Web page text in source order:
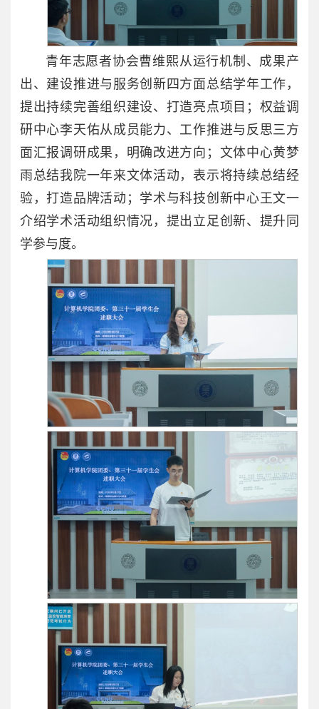
青年志愿者协会曹维熙从运行机制、成果产
出、建设推进与服务创新四方面总结学年工作，
提出持续完善组织建设、打造亮点项目；权益调
研中心李天佑从成员能力、工作推进与反思三方
面汇报调研成果，明确改进方向；文体中心黄梦
雨总结我院一年来文体活动，表示将持续总结经
验，打造品牌活动；学术与科技创新中心王文一
介绍学术活动组织情况，提出立足创新、提升同
学参与度。